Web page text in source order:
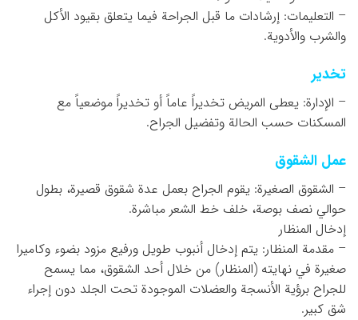
– التعليمات: إرشادات ما قبل الجراحة فيما يتعلق بقيود الأكل
والشرب والأدوية.
تخدير
– الإدارة: يعطى المريض تخديراً عاماً أو تخديراً موضعياً مع
المسكنات حسب الحالة وتفضيل الجراح.
عمل الشقوق
– الشقوق الصغيرة: يقوم الجراح بعمل عدة شقوق قصيرة، بطول
حوالي نصف بوصة، خلف خط الشعر مباشرة.
إدخال المنظار
– مقدمة المنظار: يتم إدخال أنبوب طويل ورفيع مزود بضوء وكاميرا
صغيرة في نهايته (المنظار) من خلال أحد الشقوق، مما يسمح
للجراح برؤية الأنسجة والعضلات الموجودة تحت الجلد دون إجراء
شق كبير.